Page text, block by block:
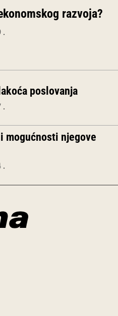
razvoja?
poslovanja
mogućnosti njegove